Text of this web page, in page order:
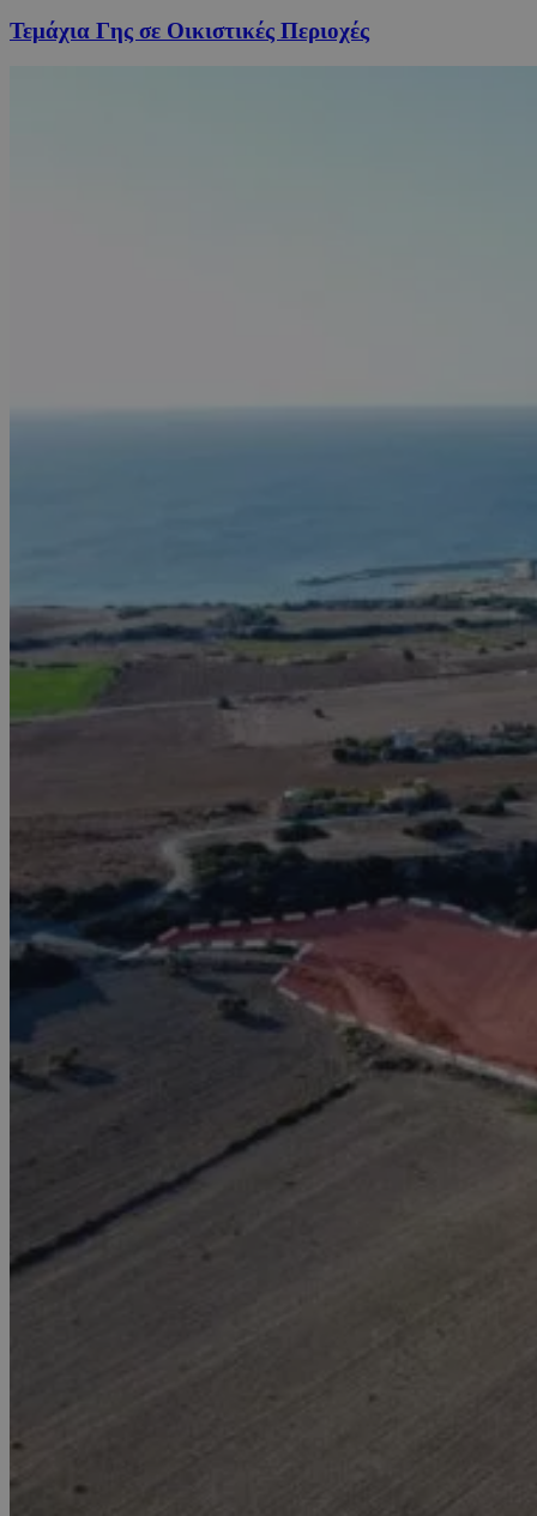
Τεμάχια Γης σε Οικιστικές Περιοχές